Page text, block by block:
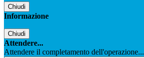
Chiudi
Informazione
Chiudi
Attendere...
Attendere il completamento dell'operazione...